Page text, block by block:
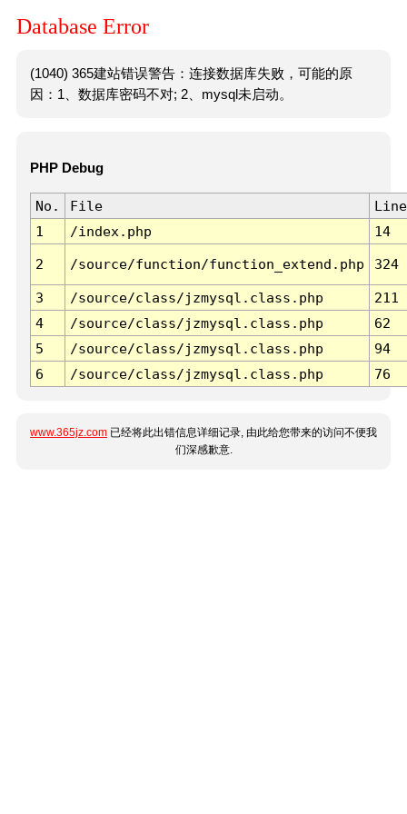
Database Error
(1040) 365建站错误警告：连接数据库失败，可能的原
因：1、数据库密码不对; 2、mysql未启动。
PHP Debug
No. File
Line
1
/index.php 14
2 /source/function/function_extend.php 324
3 /source/class/jzmysql.class.php
211
4
/source/class/jzmysql.class.php
62
5
/source/class/jzmysql.class.php
94
6
/source/class/jzmysql.class.php 76
www.365jz.com 已经将此出错信息详细记录, 由此给您带来的访问不便我
们深感歉意.